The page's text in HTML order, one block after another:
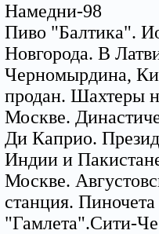
Намедни-98
Пиво "Балтика".
Новгорода. В
Черномырдина,
продан. Шахтеры
Москве.
Ди Каприо.
Индии и
Москве.
станция.
"Гамлета".Сити-